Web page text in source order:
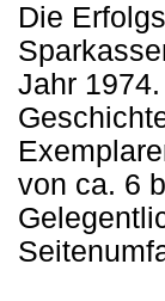
Die
Jahr
von ca. 6